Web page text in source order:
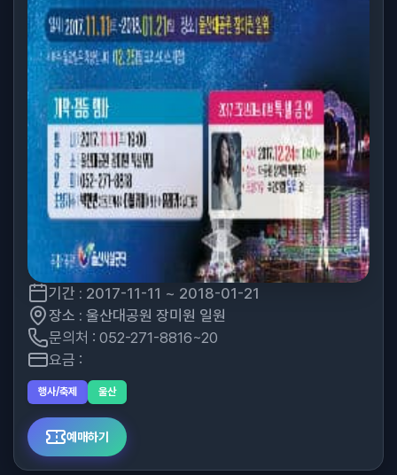
기간 : 2017-11-11 ~ 2018-01-21
장소 : 울산대공원 장미원 일원
문의처 : 052-271-8816~20
요금 :
행사/축제 울산
예매하기